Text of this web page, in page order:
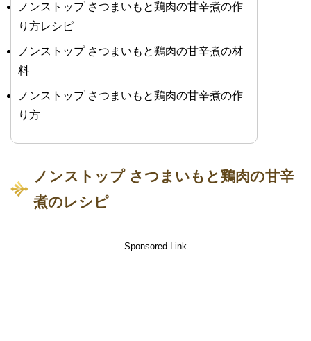
ノンストップ さつまいもと鶏肉の甘辛煮の作
り方レシピ
ノンストップ さつまいもと鶏肉の甘辛煮の材
料
ノンストップ さつまいもと鶏肉の甘辛煮の作
り方
ノンストップ さつまいもと鶏肉の甘辛
煮のレシピ
Sponsored Link